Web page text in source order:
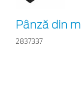
Pânză din
2837337